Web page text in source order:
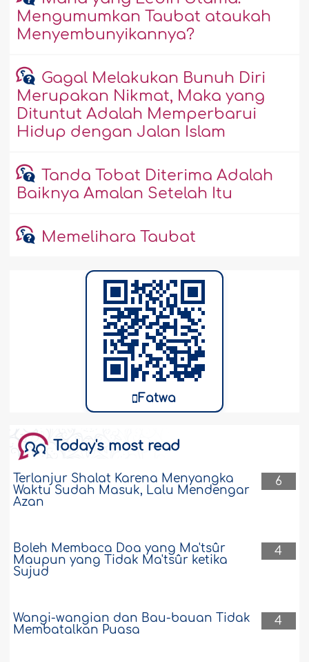
Mengumumkan Taubat ataukah
Menyembunyikannya?
Gagal Melakukan Bunuh Diri
Merupakan Nikmat, Maka yang
Dituntut Adalah Memperbarui
Hidup dengan Jalan Islam
Tanda Tobat Diterima Adalah
Baiknya Amalan Setelah Itu
Memelihara Taubat
Fatwa
Today's most read
6
Terlanjur Shalat Karena Menyangka
Waktu Sudah Masuk, Lalu Mendengar
Azan
4
Boleh Membaca Doa yang Ma'tsûr
Maupun yang Tidak Ma'tsûr ketika
Sujud
4
Wangi-wangian dan Bau-bauan Tidak
Membatalkan Puasa